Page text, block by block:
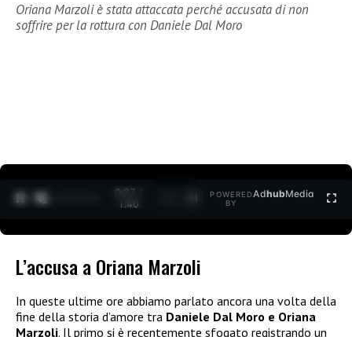
Oriana Marzoli è stata attaccata perché accusata di non
soffrire per la rottura con Daniele Dal Moro
0:28 /
1:40
POWERED
BY
AdhubMedia
L’accusa a Oriana Marzoli
In queste ultime ore abbiamo parlato ancora una volta della
fine della storia d’amore tra Daniele Dal Moro e Oriana
Marzoli. Il primo si è recentemente sfogato registrando un